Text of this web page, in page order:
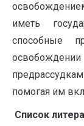
иметь
способные
помогая им
Список